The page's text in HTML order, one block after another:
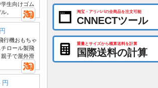
生向けゴム
。
円
行機おもちゃ
チロール製飛
子で屋外滑
円
淘宝・アリババの全商品を注文可能
CNNECTツール
重量とサイズから概算送料を計算
国際送料の計算